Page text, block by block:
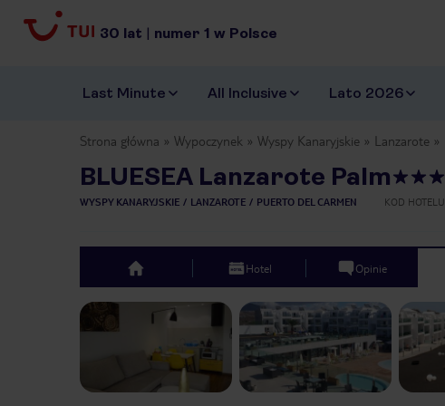
30 lat | numer 1 w Polsce
Last Minute All Inclusive Lato 2026
Strona główna Wypoczynek Wyspy Kanaryjskie Lanzarote
BLUESEA Lanzarote Palm
WYSPY KANARYJSKIE LANZAROTE PUERTO DEL CARMEN KOD HOTELU
top Hotel Opinie
Previous slide